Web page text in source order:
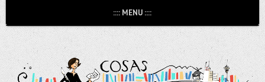
:::: MENU ::::